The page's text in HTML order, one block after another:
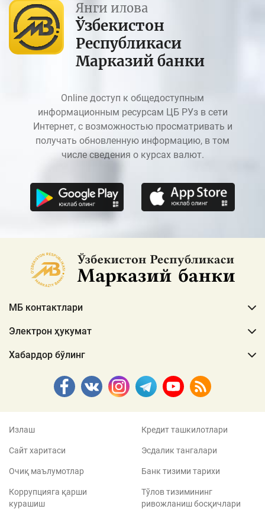
Янги илова
Ўзбекистон
Республикаси
Марказий банки
Online доступ к общедоступным
информационным ресурсам ЦБ РУз в сети
Интернет, с возможностью просматривать и
получать обновленную информацию, в том
числе сведения о курсах валют.
МБ контактлари
Электрон ҳукумат
Хабардор бўлинг
Излаш
Сайт харитаси
Очиқ маълумотлар
Коррупцияга қарши
курашиш
Кредит ташкилотлари
Эсдалик тангалари
Банк тизими тарихи
Тўлов тизимининг
ривожланиш босқичлари